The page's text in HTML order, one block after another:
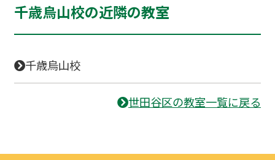
千歳烏山校の近隣の教室
千歳烏山校
世田谷区の教室一覧に戻る